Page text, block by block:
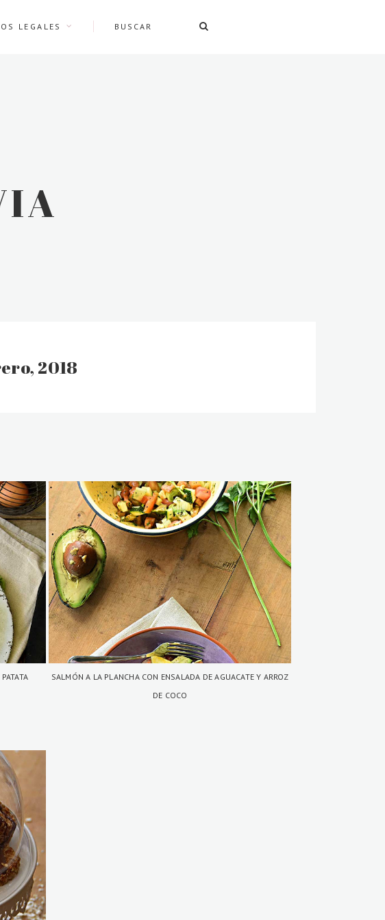
LEGALES
2018
SALMÓN A LA PLANCHA CON ENSALADA DE AGUACATE Y ARROZ
DE COCO